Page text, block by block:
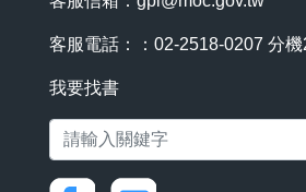
客服電話：：02-2518-0207 分機
我要找書